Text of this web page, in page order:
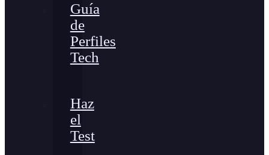
Guía
de
Perfiles
Tech
Haz
el
Test